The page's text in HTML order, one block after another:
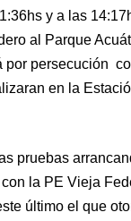
y a las
al Parque
por persecución
en la
pruebas
la PE Vieja
último el que